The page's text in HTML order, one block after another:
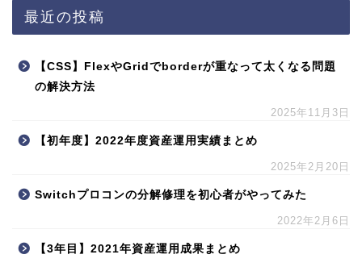
最近の投稿
【CSS】FlexやGridでborderが重なって太くなる問題
の解決方法
2025年11月3日
【初年度】2022年度資産運用実績まとめ
2025年2月20日
Switchプロコンの分解修理を初心者がやってみた
2022年2月6日
【3年目】2021年資産運用成果まとめ